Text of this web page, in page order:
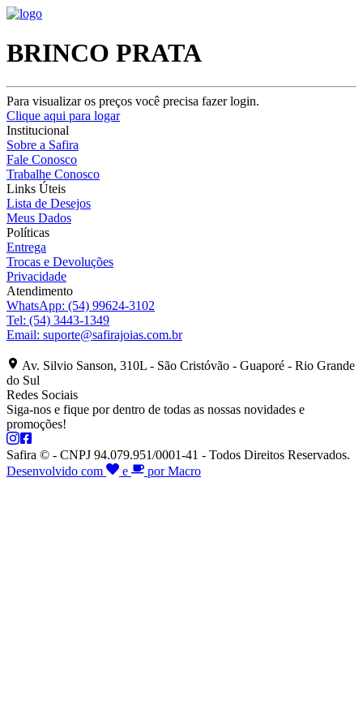
BRINCO PRATA
Para visualizar os preços você precisa fazer login.
Clique aqui para logar
Institucional
Sobre a Safira
Fale Conosco
Trabalhe Conosco
Links Úteis
Lista de Desejos
Meus Dados
Políticas
Entrega
Trocas e Devoluções
Privacidade
Atendimento
WhatsApp: (54) 99624-3102
Tel: (54) 3443-1349
Email: suporte@safirajoias.com.br
Av. Silvio Sanson, 310L - São Cristóvão - Guaporé - Rio Grande
do Sul
Redes Sociais
Siga-nos e fique por dentro de todas as nossas novidades e
promoções!
Safira © - CNPJ 94.079.951/0001-41 - Todos Direitos Reservados.
Desenvolvido com
e por Macro